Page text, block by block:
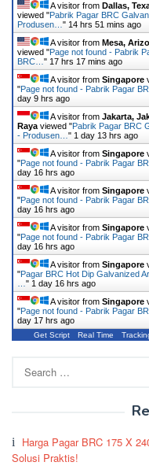
A visitor from Dallas,
viewed "Pabrik Pagar BRC
Produsen…" 14 hrs 51 mins ago
A visitor from Mesa,
viewed "Page not found - Pabrik
BRC…" 17 hrs 17 mins ago
A visitor from Singapore
"Page not found - Pabrik Pagar
day 9 hrs ago
A visitor from Jakarta,
Rayaviewed "Pabrik Pagar BRC
- Produsen…" 1 day 13 hrs ago
A visitor from Singapore
"Page not found - Pabrik Pagar
day 16 hrs ago
A visitor from Singapore
"Page not found - Pabrik Pagar
day 16 hrs ago
A visitor from Singapore
"Page not found - Pabrik Pagar
day 16 hrs ago
A visitor from Singapore
"Pagar BRC Hot Dip Galvanized
…" 1 day 16 hrs ago
A visitor from Singapore
"Page not found - Pabrik Pagar
day 17 hrs ago
Get Script Real Time
for:
Harga Pagar BRC 175 X
Solusi Praktis!